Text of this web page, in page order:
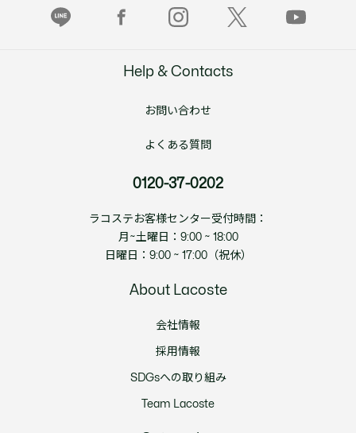
Help & Contacts
お問い合わせ
よくある質問
0120-37-0202
ラコステお客様センター受付時間：
月~土曜日：9:00 ~ 18:00
日曜日：9:00 ~ 17:00（祝休）
About Lacoste
会社情報
採用情報
SDGsへの取り組み
Team Lacoste